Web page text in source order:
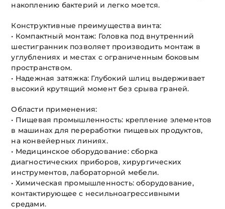
накоплению бактерий и легко моется.
Конструктивные преимущества винта:
• Компактный монтаж: Головка под внутренний
шестигранник позволяет производить монтаж в
углублениях и местах с ограниченным боковым
пространством.
• Надежная затяжка: Глубокий шлиц выдерживает
высокий крутящий момент без срыва граней.
Области применения:
• Пищевая промышленность: крепление элементов
в машинах для переработки пищевых продуктов,
на конвейерных линиях.
• Медицинское оборудование: сборка
диагностических приборов, хирургических
инструментов, лабораторной мебели.
• Химическая промышленность: оборудование,
контактирующее с несильноагрессивными
средами.